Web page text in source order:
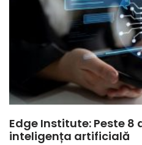
Edge Institute: Peste 8
inteligența artificială